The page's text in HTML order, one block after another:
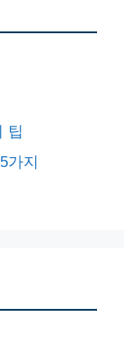
팁
가지